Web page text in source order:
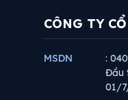
CÔNG TY
MSDN
:
Đầu
01/